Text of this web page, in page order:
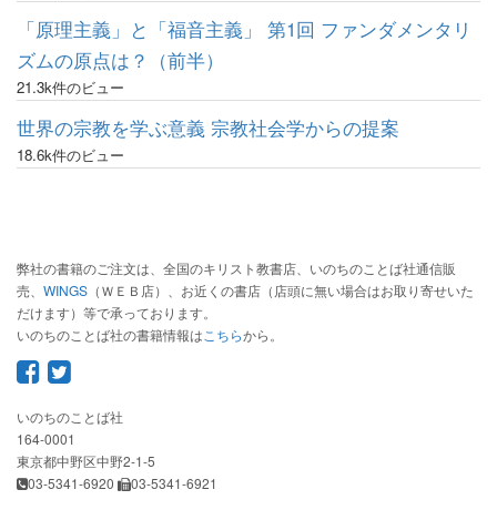
「原理主義」と「福音主義」 第1回 ファンダメンタリ
ズムの原点は？（前半）
21.3k件のビュー
世界の宗教を学ぶ意義 宗教社会学からの提案
18.6k件のビュー
弊社の書籍のご注文は、全国のキリスト教書店、いのちのことば社通信販
売、 WINGS （ＷＥＢ店）、お近くの書店（店頭に無い場合はお取り寄せいた
だけます）等で承っております。
いのちのことば社の書籍情報は こちらから。
いのちのことば社
164-0001
東京都中野区中野2-1-5
03-5341-6920
03-5341-6921